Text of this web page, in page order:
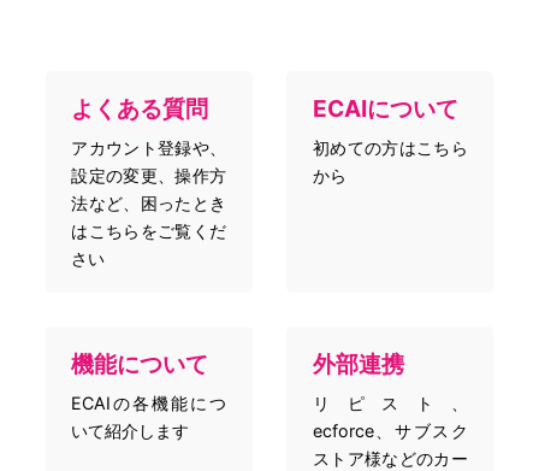
よくある質問
アカウント登録や、
設定の変更、操作方
法など、困ったとき
はこちらをご覧くだ
さい
ECAIについて
初めての方はこちら
から
機能について
ECAIの各機能につ
いて紹介します
外部連携
リピスト、
ecforce、サブスク
ストア様などのカー